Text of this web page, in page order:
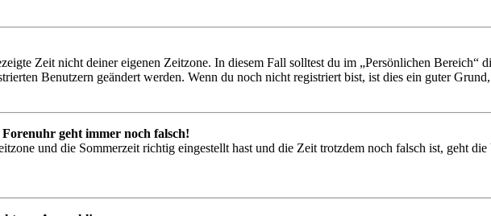
Zeit nicht deiner eigenen Zeitzone. In diesem Fall solltest du im „Persönlichen Bereich“
Benutzern geändert werden. Wenn du noch nicht registriert bist, ist dies ein guter
geht immer noch falsch!
und die Sommerzeit richtig eingestellt hast und die Zeit trotzdem noch falsch ist, geht